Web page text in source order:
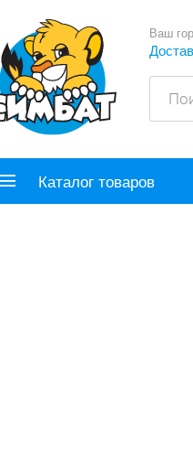
Ваш
Каталог товаров